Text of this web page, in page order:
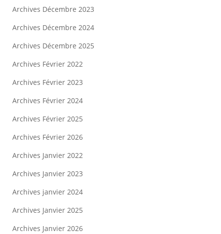
Archives Décembre 2023
Archives Décembre 2024
Archives Décembre 2025
Archives Février 2022
Archives Février 2023
Archives Février 2024
Archives Février 2025
Archives Février 2026
Archives Janvier 2022
Archives Janvier 2023
Archives janvier 2024
Archives Janvier 2025
Archives Janvier 2026